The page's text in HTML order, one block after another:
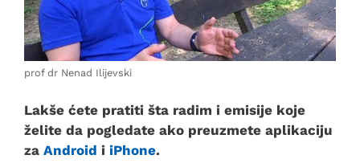
prof dr Nenad Ilijevski
Lakše ćete pratiti šta radim i emisije koje
želite da pogledate ako preuzmete aplikaciju
za Android i iPhone.